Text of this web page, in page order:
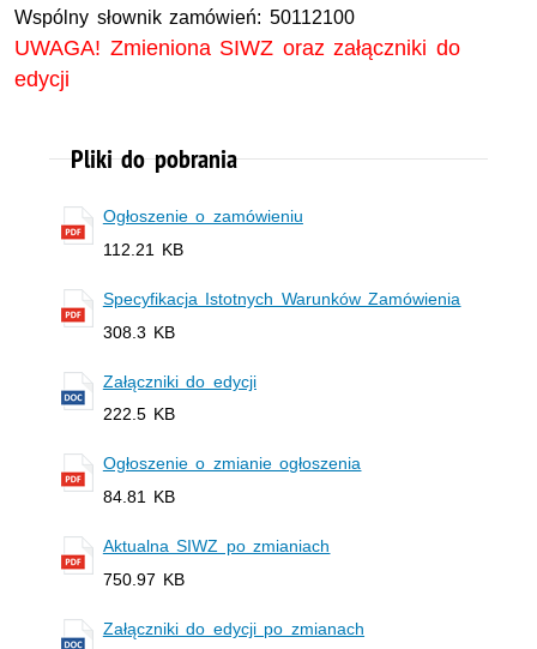
Wspólny słownik zamówień: 50112100
UWAGA! Zmieniona SIWZ oraz załączniki do
edycji
Pliki do pobrania
Ogłoszenie o zamówieniu
112.21 KB
Specyfikacja Istotnych Warunków Zamówienia
308.3 KB
Załączniki do edycji
222.5 KB
Ogłoszenie o zmianie ogłoszenia
84.81 KB
Aktualna SIWZ po zmianiach
750.97 KB
Załączniki do edycji po zmianach